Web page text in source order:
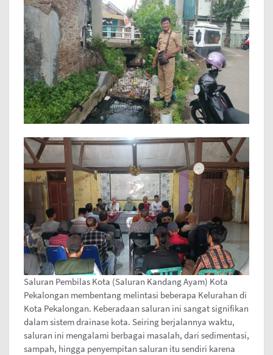
Saluran Pembilas Kota (Saluran Kandang Ayam) Kota
Pekalongan membentang melintasi beberapa Kelurahan di
Kota Pekalongan. Keberadaan saluran ini sangat signifikan
dalam sistem drainase kota. Seiring berjalannya waktu,
saluran ini mengalami berbagai masalah, dari sedimentasi,
sampah, hingga penyempitan saluran itu sendiri karena